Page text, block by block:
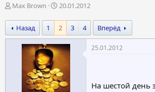
А
т
о
р
Max Brown
Д
т
а
н
а
а
л
а
20.01.2012
Назад 1 2 3 4 Вперёд
25.01.2012
На шестой день